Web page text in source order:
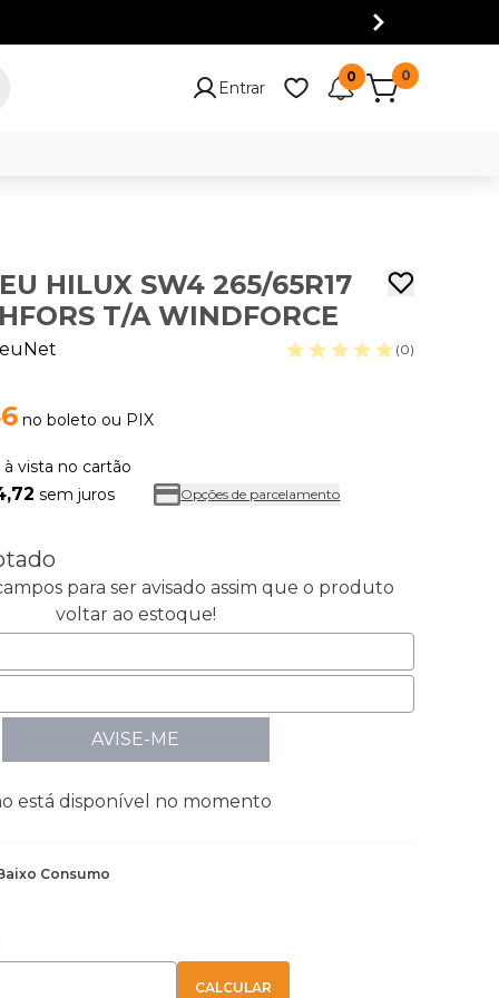
Entrar
0 0
HILUX SW4 265/65R17
T/A WINDFORCE
(0)
no boleto ou PIX
à vista no cartão
sem juros Opções de parcelamento
para ser avisado assim que o produto
voltar ao estoque!
AVISE-ME
está disponível no momento
Consumo